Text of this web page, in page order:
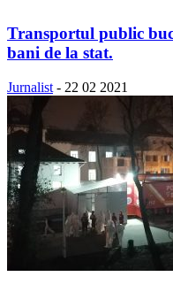
Transportul public
bani de la stat.
Jurnalist - 22 02 2021